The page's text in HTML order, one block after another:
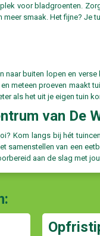
voor bladgroenten.
smaak. Het fijne?
buiten lopen en
meteen proeven maakt
als het uit je eigen tuin
van De
Kom langs bij hét
samenstellen van een
aan de slag met